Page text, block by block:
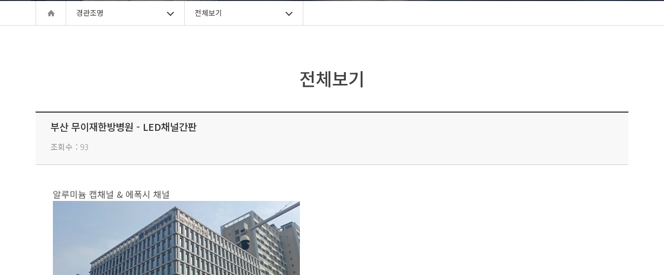
경관조명 전체보기
전체보기
부산 무이재한방병원 - LED채널간판
조회수 93
알루미늄 캡채널 & 에폭시 채널